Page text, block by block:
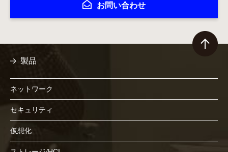
お問い合わせ
製品
ネットワーク
セキュリティ
仮想化